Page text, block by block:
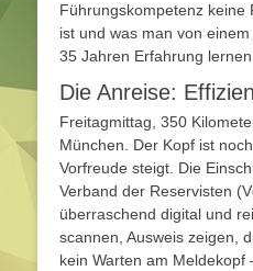
Führungskompetenz keine
ist und was man von
35 Jahren Erfahrung
Die Anreise:
Freitagmittag, 350
München. Der Kopf ist
Vorfreude steigt. Die
Verband der Reservisten
überraschend digital und
scannen, Ausweis zeigen,
kein Warten am Meldekopf